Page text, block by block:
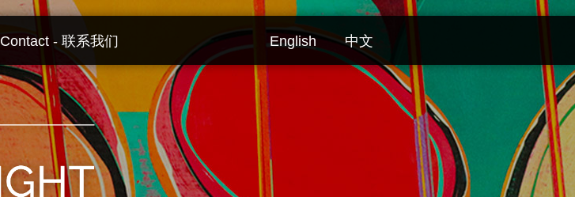
Contact - 联系我们 English 中文